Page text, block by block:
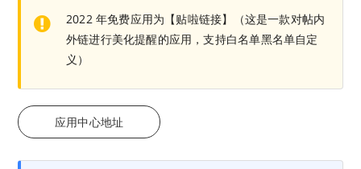
2022 年免费应用为【贴啦链接】（这是一款对帖内
外链进行美化提醒的应用，支持白名单黑名单自定
义）
应用中心地址